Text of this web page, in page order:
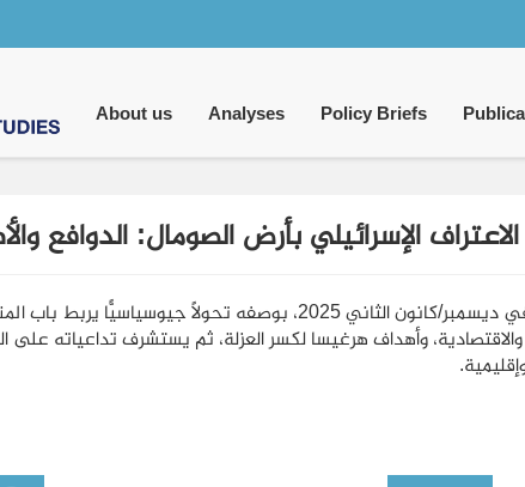
About us Analyses Policy Briefs
الاعتراف الإسرائيلي بأرض الصومال: الدوافع
يتناول النص اعتراف إسرائيل بأرض الصومال، في ديسمبر/كانون الثاني 2025، بوصفه
وأهداف هرغيسا لكسر العزلة، ثم يستشرف تداعياته على